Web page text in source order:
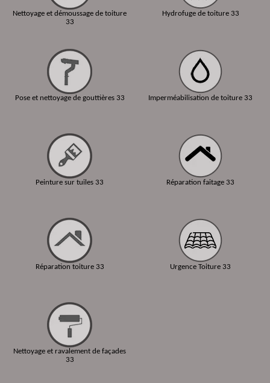
Nettoyage et démoussage de toiture
33
Pose et nettoyage de gouttières 33
Peinture sur tuiles 33
Réparation toiture 33
Nettoyage et ravalement de façades
33
Hydrofuge de toiture 33
Imperméabilisation de toiture 33
Réparation faitage 33
Urgence Toiture 33